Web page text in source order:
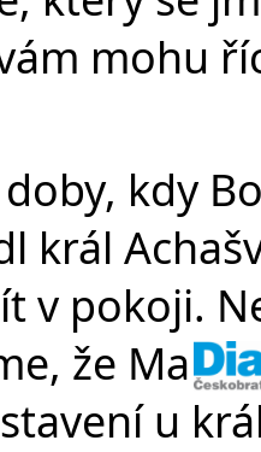
mohu
kdy
král
v pokoji.
že
u